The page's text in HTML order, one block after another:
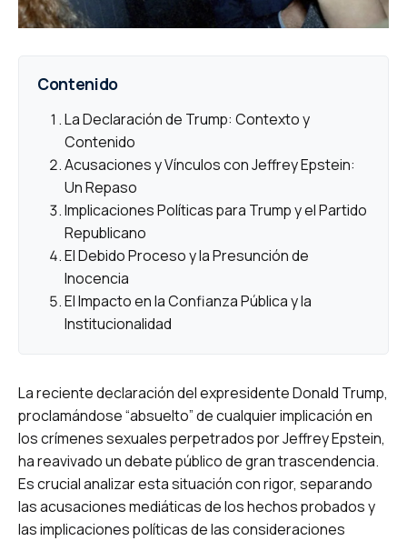
Contenido
La Declaración de Trump: Contexto y
Contenido
Acusaciones y Vínculos con Jeffrey Epstein:
Un Repaso
Implicaciones Políticas para Trump y el Partido
Republicano
El Debido Proceso y la Presunción de
Inocencia
El Impacto en la Confianza Pública y la
Institucionalidad
La reciente declaración del expresidente Donald Trump,
proclamándose “absuelto” de cualquier implicación en
los crímenes sexuales perpetrados por Jeffrey Epstein,
ha reavivado un debate público de gran trascendencia.
Es crucial analizar esta situación con rigor, separando
las acusaciones mediáticas de los hechos probados y
las implicaciones políticas de las consideraciones